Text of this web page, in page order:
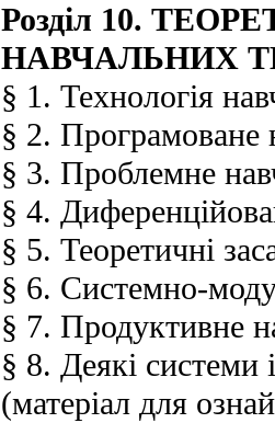
Розділ 10.
НАВЧАЛЬНИХ
§ 1. Технологія
§ 2. Програмоване
§ 3. Проблемне
§ 4.
§ 5. Теоретичні
§ 6. Системно-
§ 7. Продуктивне
§ 8. Деякі системи
(матеріал для